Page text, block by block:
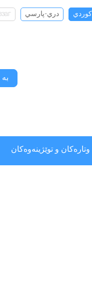
كوردي دري-پارسي
وتارەکان و توێژینەوەکان